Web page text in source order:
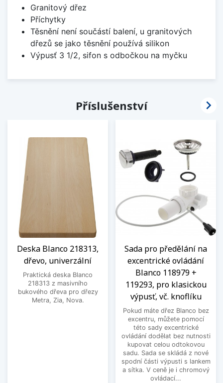
Granitový dřez
Příchytky
Těsnění není součástí balení, u granitových
dřezů se jako těsnění používá silikon
Výpusť 3 1/2, sifon s odbočkou na myčku
Příslušenství
Deska Blanco 218313,
dřevo, univerzální
Praktická deska Blanco
218313 z masivního
bukového dřeva pro dřezy
Metra, Zia, Nova.
Sada pro předělání na
excentrické ovládání
Blanco 118979 +
119293, pro klasickou
výpusť, vč. knoflíku
Pokud máte dřez Blanco bez
excentru, můžete pomocí
této sady excentrické
ovládání dodělat bez nutnosti
kupovat celou odtokovou
sadu. Sada se skládá z nové
spodní části výpusti s lankem
a sítka. V ceně je i chromový
ovládací...
